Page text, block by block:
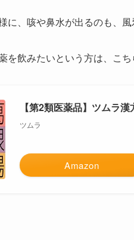
に、咳や鼻水が出るのも、
を飲みたいという方は、こち
【第2類医薬品】ツムラ
ツムラ
Amazon